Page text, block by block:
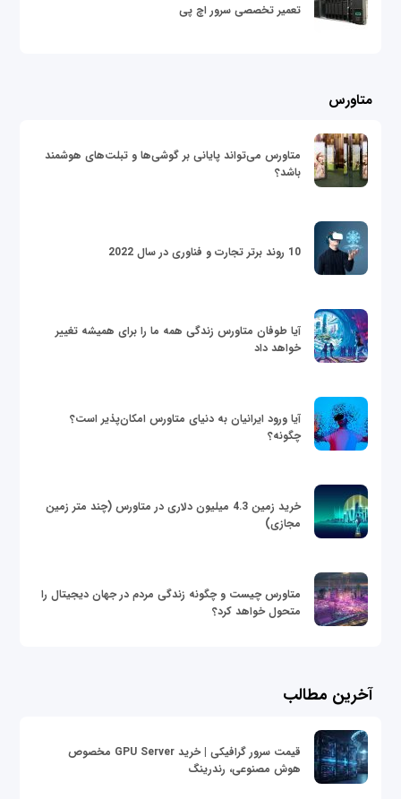
تعمیر تخصصی سرور اچ پی
متاورس
متاورس می‌تواند پایانی بر گوشی‌ها و تبلت‌های هوشمند
باشد؟
10 روند برتر تجارت و فناوری در سال 2022
آیا طوفان متاورس زندگی همه ما را برای همیشه تغییر
خواهد داد
آیا ورود ایرانیان به دنیای متاورس امکان‌پذیر است؟
چگونه؟
خرید زمین 4.3 میلیون دلاری در متاورس (چند متر زمین
مجازی)
متاورس چیست و چگونه زندگی مردم در جهان دیجیتال را
متحول خواهد کرد؟
آخرین مطالب
قیمت سرور گرافیکی | خرید GPU Server مخصوص
هوش مصنوعی، رندرینگ